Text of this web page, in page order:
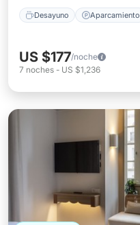
Desayuno Aparcamiento
US $177/noche
7 noches - US $1,236